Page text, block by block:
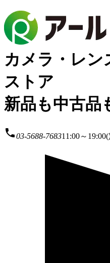
カメラ・レン
ストア
新品も中古品
local_phone03-5688-768311:00～